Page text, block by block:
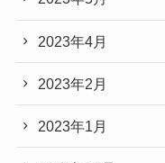
2023年4月
2023年2月
2023年1月